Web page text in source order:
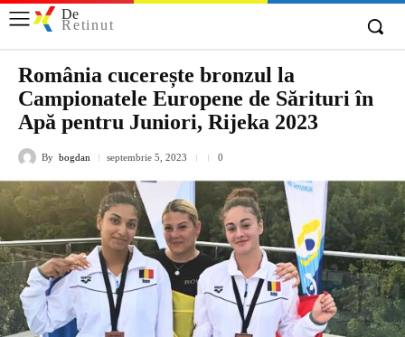
De
Retinut
România cucerește bronzul la
Campionatele Europene de Sărituri în
Apă pentru Juniori, Rijeka 2023
By bogdan septembrie 5, 2023 0